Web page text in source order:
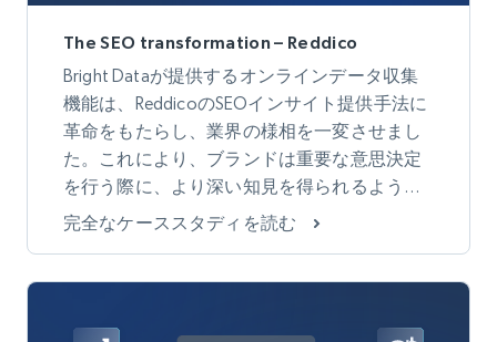
The SEO transformation – Reddico
Bright Dataが提供するオンラインデータ収集
機能は、ReddicoのSEOインサイト提供手法に
革命をもたらし、業界の様相を一変させまし
た。これにより、ブランドは重要な意思決定
を行う際に、より深い知見を得られるように
なりました。
完全なケーススタディを読む